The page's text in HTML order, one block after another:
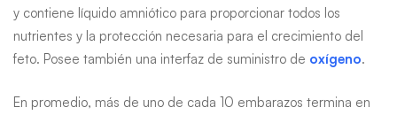
y contiene líquido amniótico para proporcionar todos los
nutrientes y la protección necesaria para el crecimiento del
feto. Posee también una interfaz de suministro de oxígeno.
En promedio, más de uno de cada 10 embarazos termina en